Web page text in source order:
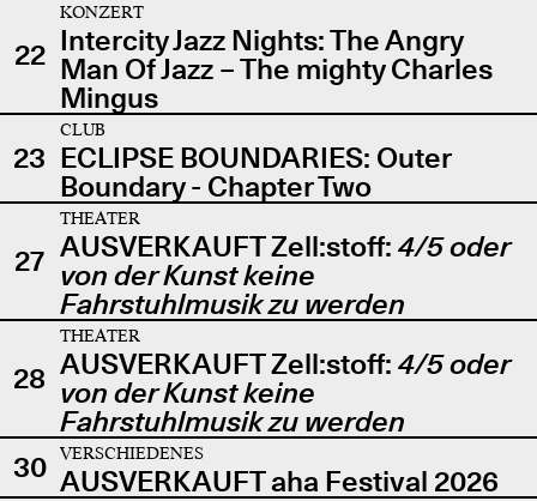
22
KONZERT
Intercity Jazz Nights: The Angry
Man Of Jazz – The mighty Charles
Mingus
23
CLUB
ECLIPSE BOUNDARIES: Outer
Boundary - Chapter Two
27
THEATER
AUSVERKAUFT Zell:stoff: 4/5 oder
von der Kunst keine
Fahrstuhlmusik zu werden
28
THEATER
AUSVERKAUFT Zell:stoff: 4/5 oder
von der Kunst keine
Fahrstuhlmusik zu werden
30
VERSCHIEDENES
AUSVERKAUFT aha Festival 2026